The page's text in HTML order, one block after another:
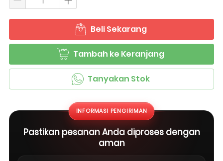
` Beli Sekarang
` Tambah ke Keranjang
` Tanyakan Stok
INFORMASI PENGIRIMAN
Pastikan pesanan Anda diproses dengan
aman